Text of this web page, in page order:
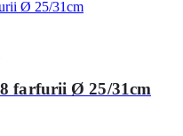
farfurii Ø 25/31cm